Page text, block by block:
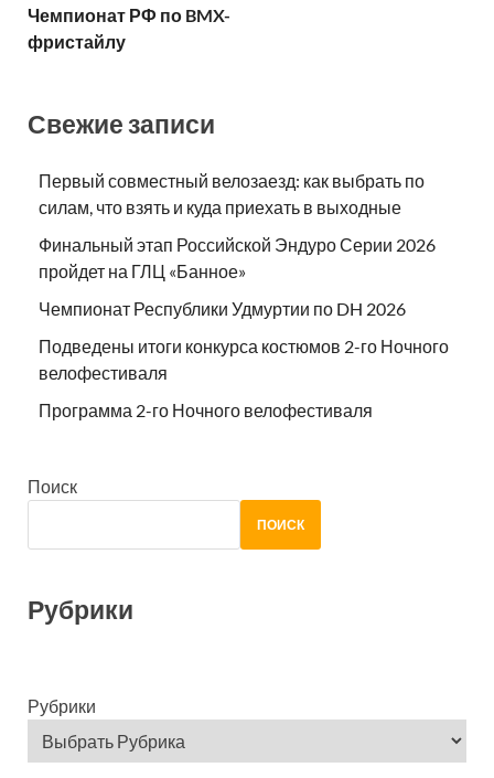
Чемпионат РФ по BMX-
фристайлу
Свежие записи
Первый совместный велозаезд: как выбрать по
силам, что взять и куда приехать в выходные
Финальный этап Российской Эндуро Серии 2026
пройдет на ГЛЦ «Банное»
Чемпионат Республики Удмуртии по DH 2026
Подведены итоги конкурса костюмов 2-го Ночного
велофестиваля
Программа 2-го Ночного велофестиваля
Поиск
ПОИСК
Рубрики
Рубрики